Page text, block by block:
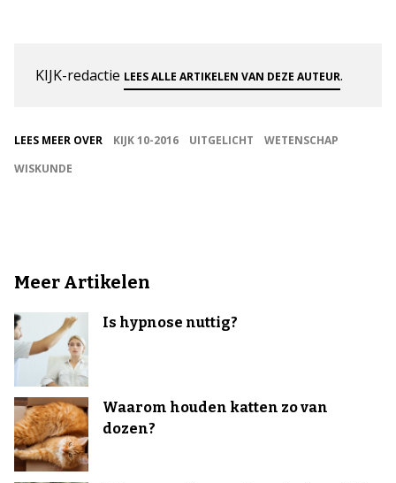
KIJK-redactie LEES ALLE ARTIKELEN VAN DEZE AUTEUR.
LEES MEER OVER KIJK 10-2016 UITGELICHT
WETENSCHAP
WISKUNDE
Meer Artikelen
Is hypnose nuttig?
Waarom houden katten zo van
dozen?